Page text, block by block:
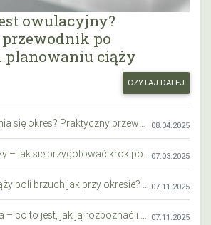
owulacyjny?
po
planowaniu ciąży
CZYTAJ DALEJ
08.04.2025
07.03.2025
07.11.2025
07.11.2025